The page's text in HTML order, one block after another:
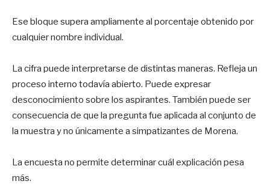
Ese bloque supera ampliamente al porcentaje obtenido por
cualquier nombre individual.
La cifra puede interpretarse de distintas maneras. Refleja un
proceso interno todavía abierto. Puede expresar
desconocimiento sobre los aspirantes. También puede ser
consecuencia de que la pregunta fue aplicada al conjunto de
la muestra y no únicamente a simpatizantes de Morena.
La encuesta no permite determinar cuál explicación pesa
más.